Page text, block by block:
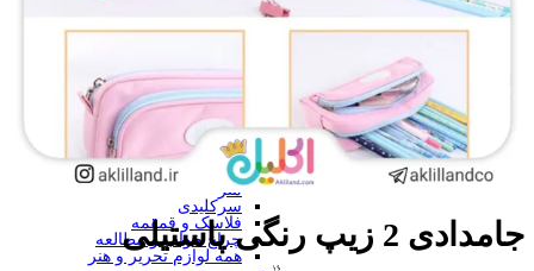
فانتزی ها
برچسب استیکری
کاور A4 و پوشه فانتزی
جامدادی
تخته وایت برد
تخته شاسی
ساعت رومیزی
متر
سرکلیدی
فلاسک و قمقمه
چراغ خواب و مطالعه
همه لوازم تحریر و هنر
جامدادی 2 زیپ رنگی پاستیلی